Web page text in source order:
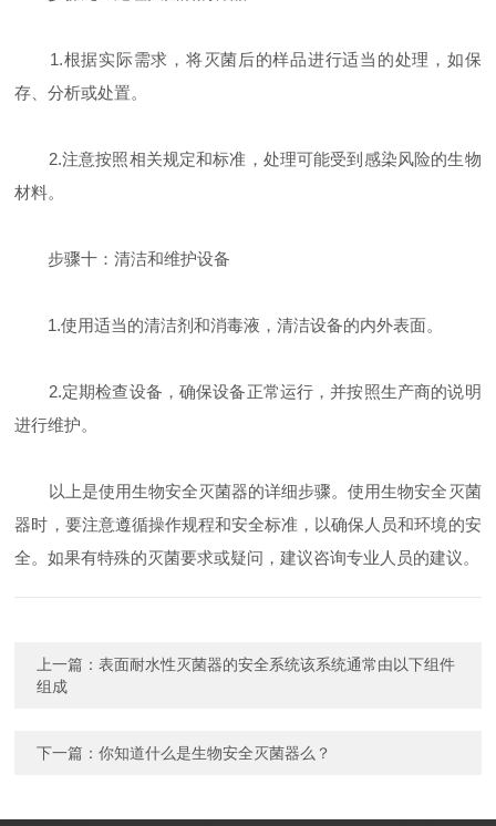
1.根据实际需求，将灭菌后的样品进行适当的处理，如保
存、分析或处置。
2.注意按照相关规定和标准，处理可能受到感染风险的生物
材料。
步骤十：清洁和维护设备
1.使用适当的清洁剂和消毒液，清洁设备的内外表面。
2.定期检查设备，确保设备正常运行，并按照生产商的说明
进行维护。
以上是使用生物安全灭菌器的详细步骤。使用生物安全灭菌
器时，要注意遵循操作规程和安全标准，以确保人员和环境的安
全。如果有特殊的灭菌要求或疑问，建议咨询专业人员的建议。
上一篇：表面耐水性灭菌器的安全系统该系统通常由以下组件
组成
下一篇：你知道什么是生物安全灭菌器么？